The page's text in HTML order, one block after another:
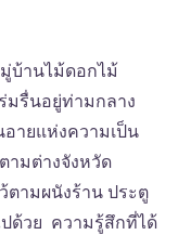
บ้านไม้ดอกไม้
มรื่นอยู่ท่ามกลาง
ายแห่งความเป็น
ามต่างจังหวัด
ตามผนังร้าน ประตู
ด้วย ความรู้สึกที่ได้